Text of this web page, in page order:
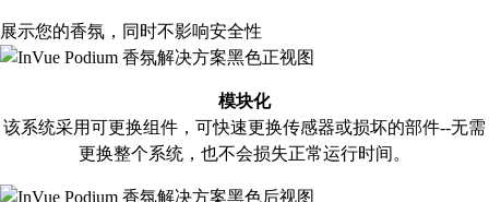
展示您的香氛，同时不影响安全性
模块化
该系统采用可更换组件，可快速更换传感器或损坏的部件--无需
更换整个系统，也不会损失正常运行时间。